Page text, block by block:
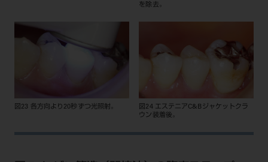
を除去。
図23 各方向より20秒ずつ光照射。
図24 エステニアC&Bジャケットクラ
ウン装着後。